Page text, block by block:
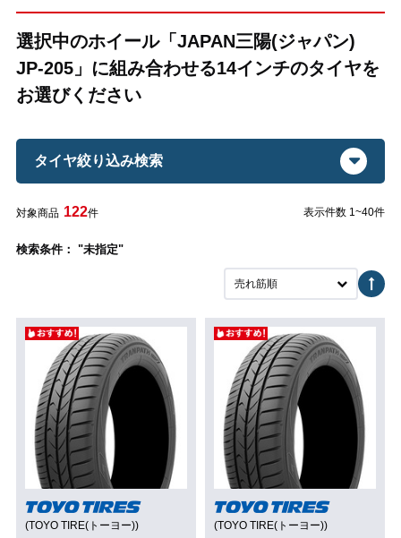
選択中のホイール「JAPAN三陽(ジャパン)
JP-205」に組み合わせる14インチのタイヤを
お選びください
タイヤ絞り込み検索
対象商品 122件 表示件数 1~40件
検索条件： "未指定"
売れ筋順
(TOYO TIRE(トーヨー)) (TOYO TIRE(トーヨー))